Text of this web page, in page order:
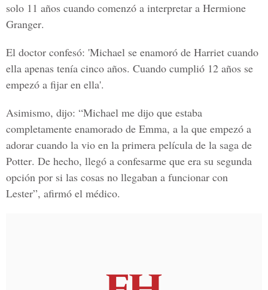
solo 11 años cuando comenzó a interpretar a Hermione
Granger.
El doctor confesó: 'Michael se enamoró de Harriet cuando
ella apenas tenía cinco años. Cuando cumplió 12 años se
empezó a fijar en ella'.
Asimismo, dijo: “Michael me dijo que estaba
completamente enamorado de Emma, a la que empezó a
adorar cuando la vio en la primera película de la saga de
Potter. De hecho, llegó a confesarme que era su segunda
opción por si las cosas no llegaban a funcionar con
Lester”, afirmó el médico.